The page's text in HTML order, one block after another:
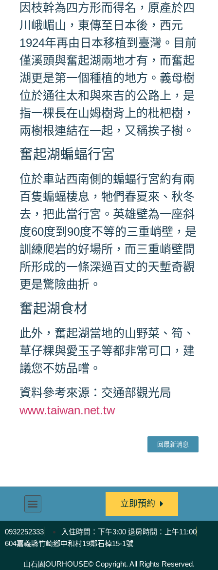
因枝幹為四方形而得名，原產於四
川峨嵋山，東傳至日本後，西元
1924年再由日本移植到臺灣。目前
僅溪頭與奮起湖兩地才有，而奮起
湖更是第一個種植的地方。義母樹
位於通往太和與來吉的公路上，是
指一棵長在山姆樹背上的枇杷樹，
兩樹根連結在一起，又稱挨子樹。
奮起湖蝙蝠行宮
位於車站西南側的蝙蝠行宮約有兩
百隻蝙蝠棲息，牠們春夏來、秋冬
去，把此當行宮。英雄壁為一座斜
度60度到90度不等的三重峭壁，是
訓練爬岩的好場所，而三重峭壁間
所形成的一條深過百丈的天塹奇觀
更是驚險曲折。
奮起湖食材
此外，奮起湖當地的山野菜、筍、
草仔粿與愛玉子等都非常可口，建
議您不妨品嚐。
資料參考來源：交通部觀光局
www.taiwan.net.tw
回最新消息
立即預約
山石園OURHOUSE© Copyright. All Rights Reserved.
0932252333
入住時間：下午3:00 退房時間：上午11:00
604嘉義縣竹崎鄉中和村19鄰石棹15-1號